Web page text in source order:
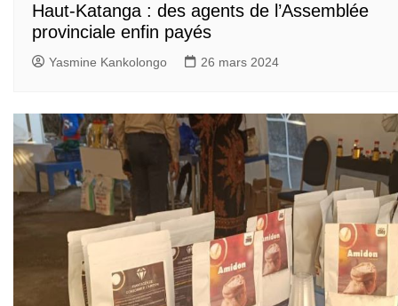
Haut-Katanga : des agents de l’Assemblée
provinciale enfin payés
Yasmine Kankolongo 26 mars 2024